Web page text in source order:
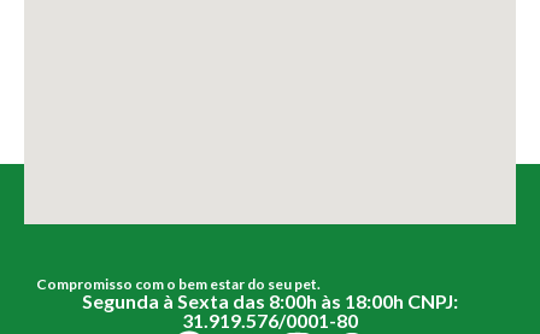
Compromisso com o bem estar do seu pet.
Segunda à Sexta das 8:00h às 18:00h CNPJ:
31.919.576/0001-80